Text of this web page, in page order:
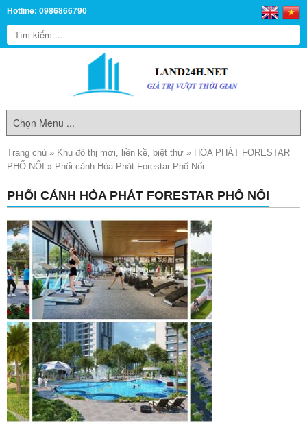
Hotline: 0986866790
Trang chủ » Khu đô thị mới, liền kề, biệt thự » HÒA PHÁT FORESTAR
PHỐ NỐI » Phối cảnh Hòa Phát Forestar Phố Nối
PHỐI CẢNH HÒA PHÁT FORESTAR PHỐ NỐI